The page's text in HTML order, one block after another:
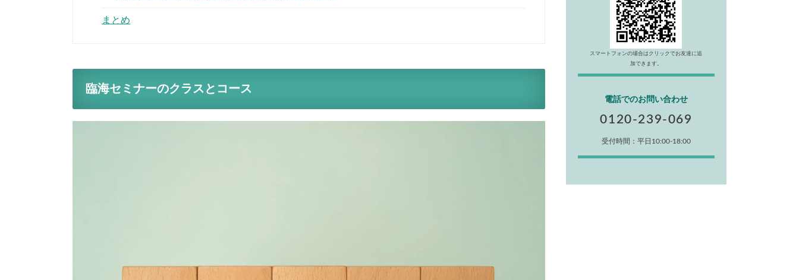
まとめ
臨海セミナーのクラスとコース
スマートフォンの場合はクリックでお友達に追
加できます。
電話でのお問い合わせ
0120-239-069
受付時間：平日10:00-18:00